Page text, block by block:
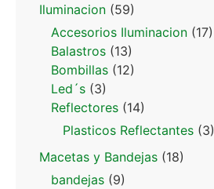
Iluminacion (59)
Accesorios Iluminacion (17)
Balastros (13)
Bombillas (12)
Led´s (3)
Reflectores (14)
Plasticos Reflectantes (3)
Macetas y Bandejas (18)
bandejas (9)